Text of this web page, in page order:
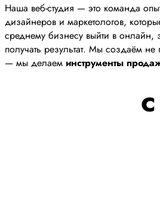
Наша веб-студия — это команда
дизайнеров и маркетологов,
среднему бизнесу выйти в онлайн,
получать результат. Мы создаём не
— мы делаем инструменты